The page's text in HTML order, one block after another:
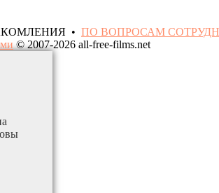
• ПО ВОПРОСАМ
© 2007-2026 all-free-films.net